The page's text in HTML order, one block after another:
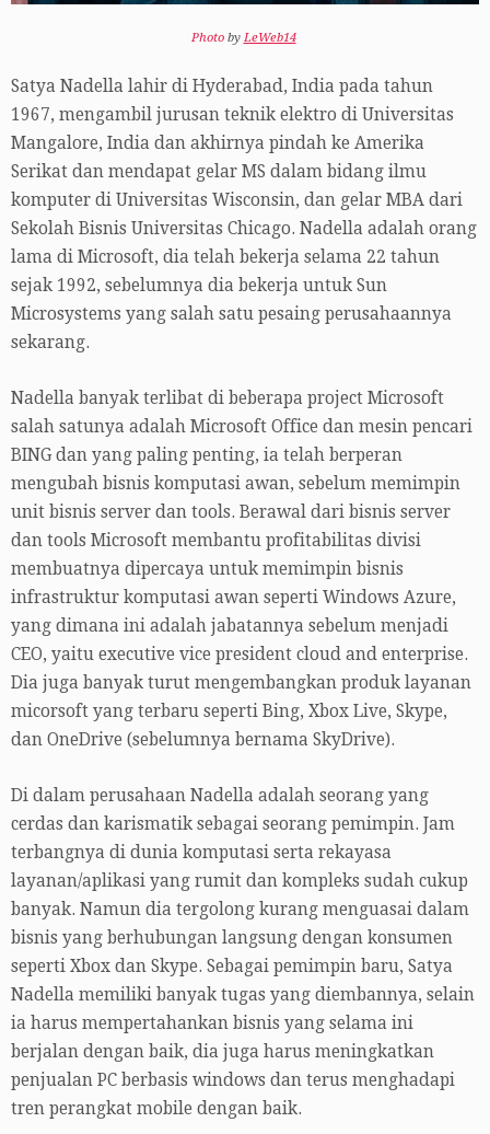
Photoby LeWeb14
Satya Nadella lahir di Hyderabad, India pada tahun
1967, mengambil jurusan teknik elektro di Universitas
Mangalore, India dan akhirnya pindah ke Amerika
Serikat dan mendapat gelar MS dalam bidang ilmu
komputer di Universitas Wisconsin, dan gelar MBA dari
Sekolah Bisnis Universitas Chicago. Nadella adalah orang
lama di Microsoft, dia telah bekerja selama 22 tahun
sejak 1992, sebelumnya dia bekerja untuk Sun
Microsystems yang salah satu pesaing perusahaannya
sekarang.
Nadella banyak terlibat di beberapa project Microsoft
salah satunya adalah Microsoft Office dan mesin pencari
BING dan yang paling penting, ia telah berperan
mengubah bisnis komputasi awan, sebelum memimpin
unit bisnis server dan tools. Berawal dari bisnis server
dan tools Microsoft membantu profitabilitas divisi
membuatnya dipercaya untuk memimpin bisnis
infrastruktur komputasi awan seperti Windows Azure,
yang dimana ini adalah jabatannya sebelum menjadi
CEO, yaitu executive vice president cloud and enterprise.
Dia juga banyak turut mengembangkan produk layanan
micorsoft yang terbaru seperti Bing, Xbox Live, Skype,
dan OneDrive (sebelumnya bernama SkyDrive).
Di dalam perusahaan Nadella adalah seorang yang
cerdas dan karismatik sebagai seorang pemimpin. Jam
terbangnya di dunia komputasi serta rekayasa
layanan/aplikasi yang rumit dan kompleks sudah cukup
banyak. Namun dia tergolong kurang menguasai dalam
bisnis yang berhubungan langsung dengan konsumen
seperti Xbox dan Skype. Sebagai pemimpin baru, Satya
Nadella memiliki banyak tugas yang diembannya, selain
ia harus mempertahankan bisnis yang selama ini
berjalan dengan baik, dia juga harus meningkatkan
penjualan PC berbasis windows dan terus menghadapi
tren perangkat mobile dengan baik.